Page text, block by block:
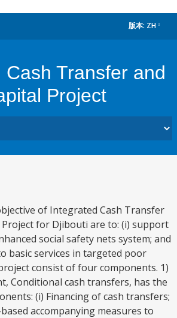
版本: ZH
Cash Transfer and
Project
of Integrated Cash Transfer
Project for Djibouti are to: (i) support
social safety nets system; and
basic services in targeted poor
consist of four components. 1)
Conditional cash transfers, has the
(i) Financing of cash transfers;
accompanying measures to